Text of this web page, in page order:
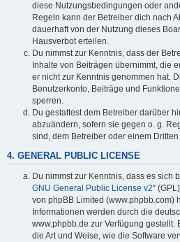
diese Nutzungsbedingungen oder
Regeln kann der Betreiber dich nach
dauerhaft von der Nutzung dieses
Hausverbot erteilen.
Du nimmst zur Kenntnis, dass der
Inhalte von Beiträgen übernimmt, die
er nicht zur Kenntnis genommen hat.
Benutzerkonto, Beiträge und
sperren.
Du gestattest dem Betreiber darüber
abzuändern, sofern sie gegen o. g.
sind, dem Betreiber oder einem
4. GENERAL PUBLIC LICENSE
Du nimmst zur Kenntnis, dass es sich
GNU General Public License v2“
von phpBB Limited (www.phpbb.com)
Informationen werden durch die
www.phpbb.de zur Verfügung
die Art und Weise, wie die Software